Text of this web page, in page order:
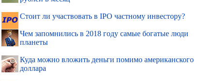
Стоит ли участвовать в IPO частному инвестору?
Чем запомнились в 2018 году самые богатые люди
планеты
Куда можно вложить деньги помимо американского
доллара